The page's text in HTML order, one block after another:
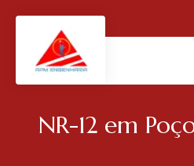
NR-12 em